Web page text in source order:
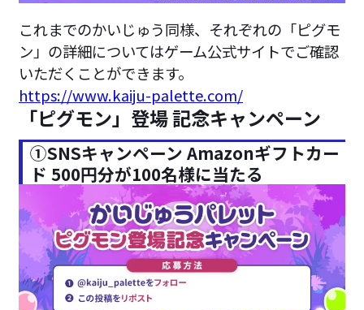
これまでのかいじゅう同様、それぞれの「ピグモ
ン」の詳細についてはゲーム公式サイトでご確認
いただくことができます。
https://www.kaiju-palette.com/
「ピグモン」登場 記念キャンペーン
①SNSキャンペーン Amazonギフトカー
ド 500円分が100名様に当たる